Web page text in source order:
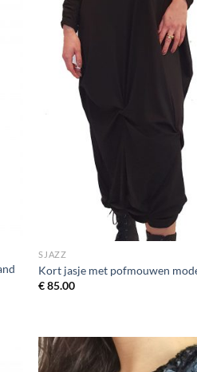
SJAZZ
Kort jasje met pofmouwen
€85.00